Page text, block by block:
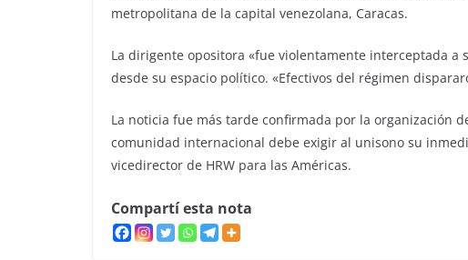
metropolitana de la capital venezolana, Caracas.
La dirigente opositora «fue violentamente interceptada a
desde su espacio político. «Efectivos del régimen
La noticia fue más tarde confirmada por la organización
comunidad internacional debe exigir al unisono su
vicedirector de HRW para las Américas.
Compartí esta nota